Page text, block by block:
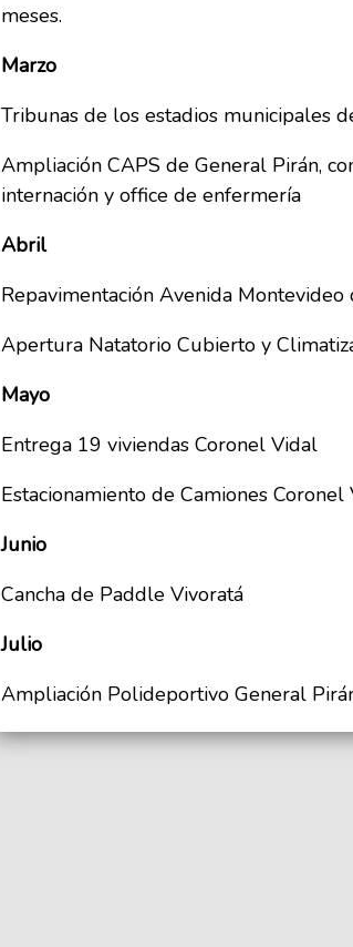
meses.
Marzo
Tribunas de los estadios municipales
Ampliación CAPS de General Pirán,
internación y office de enfermería
Abril
Repavimentación Avenida
Apertura Natatorio Cubierto y
Mayo
Entrega 19 viviendas Coronel Vidal
Estacionamiento de Camiones Coronel
Junio
Cancha de Paddle Vivoratá
Julio
Ampliación Polideportivo General